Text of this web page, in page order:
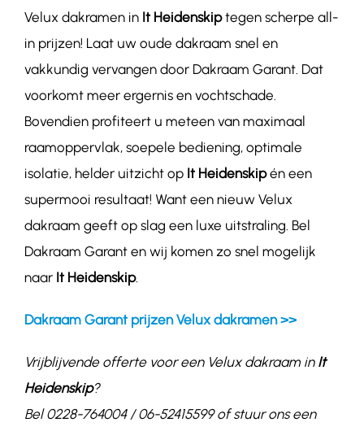
Velux dakramen in It Heidenskiptegen scherpe all-
in prijzen! Laat uw oude dakraam snel en
vakkundig vervangen door Dakraam Garant. Dat
voorkomt meer ergernis en vochtschade.
Bovendien profiteert u meteen van maximaal
raamoppervlak, soepele bediening, optimale
isolatie, helder uitzicht op It Heidenskipén een
supermooi resultaat! Want een nieuw Velux
dakraam geeft op slag een luxe uitstraling. Bel
Dakraam Garant en wij komen zo snel mogelijk
naar It Heidenskip.
Dakraam Garant prijzen Velux dakramen >>
Vrijblijvende offerte voor een Velux dakraam in It
Heidenskip?
Bel 0228-764004 / 06-52415599 of stuur ons een